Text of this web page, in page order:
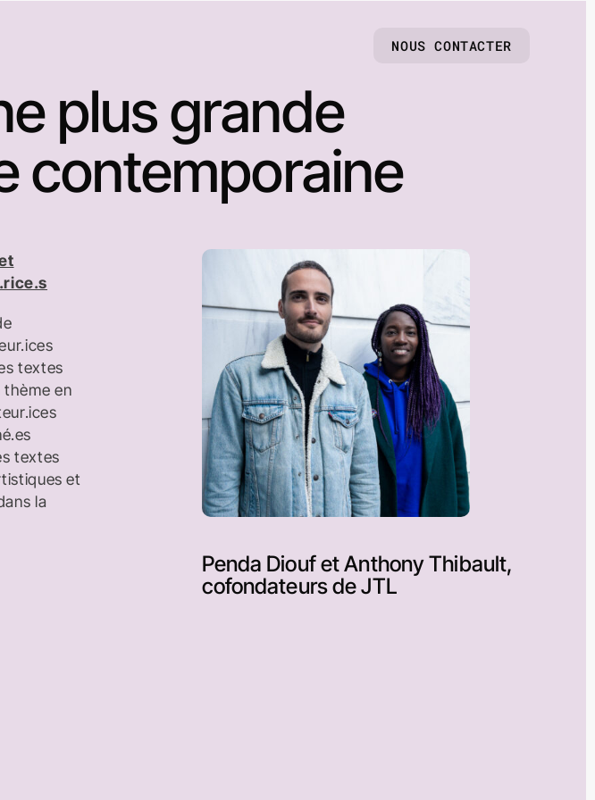
NOUS CONTACTER
plus grande
contemporaine
textes
thème en
textes
et
la
Penda Diouf et Anthony Thibault,
cofondateurs de JTL